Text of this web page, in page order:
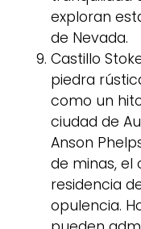
exploran
de Nevada.
Castillo
piedra
como un
ciudad de
Anson
de minas, el
residencia
opulencia.